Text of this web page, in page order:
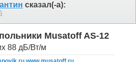
сказал(-а):
Musatoff AS-12
88 дБ/Вт/м